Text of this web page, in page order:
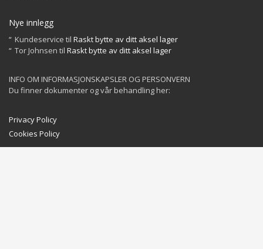
Nye innlegg
Kundeservice til Raskt bytte av ditt aksel lager
Tor Johnsen til Raskt bytte av ditt aksel lager
INFO OM INFORMASJONSKAPSLER OG PERSONVERN
Du finner dokumenter og vår behandling her:
Privacy Policy
Cookies Policy